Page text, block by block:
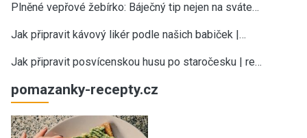
Plněné vepřové žebírko: Báječný tip nejen na sváte…
Jak připravit kávový likér podle našich babiček |…
Jak připravit posvícenskou husu po staročesku | re…
pomazanky-recepty.cz